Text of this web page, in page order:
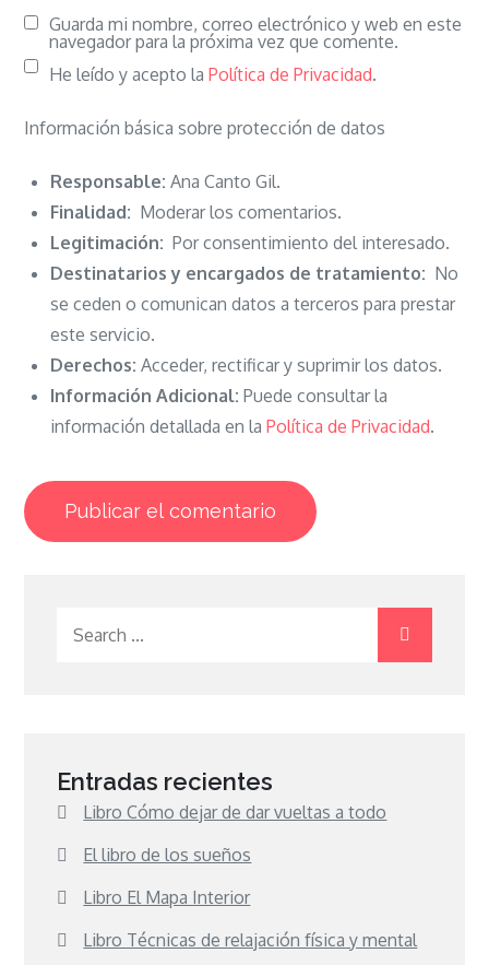
Guarda mi nombre, correo electrónico y web en este
navegador para la próxima vez que comente.
He leído y acepto laPolítica de Privacidad.
Información básica sobre protección de datos
Responsable: Ana Canto Gil.
Finalidad: Moderar los comentarios.
Legitimación: Por consentimiento del interesado.
Destinatarios y encargados de tratamiento: No
se ceden o comunican datos a terceros para prestar
este servicio.
Derechos: Acceder, rectificar y suprimir los datos.
Información Adicional: Puede consultar la
información detallada en laPolítica de Privacidad.
Entradas recientes
Libro Cómo dejar de dar vueltas a todo
El libro de los sueños
Libro El Mapa Interior
Libro Técnicas de relajación física y mental